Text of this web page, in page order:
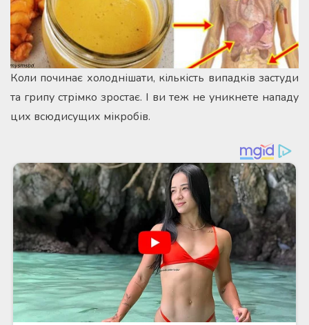
Коли починає холоднішати, кількість випадків застуди
та грипу стрімко зростає. І ви теж не уникнете нападу
цих всюдисущих мікробів.